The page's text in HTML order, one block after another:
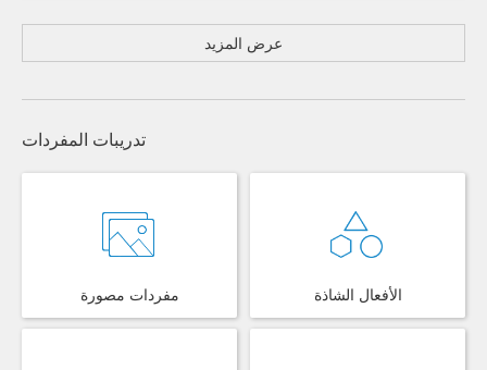
عرض المزيد
تدريبات المفردات
مفردات مصورة الأفعال الشاذة